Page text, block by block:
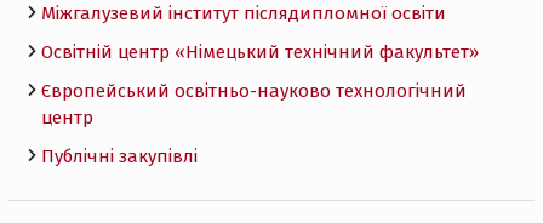
Міжгалузевий інститут післядипломної освіти
Освітній центр «Німецький технічний факультет»
Європейський освітньо-науково технологічний
центр
Публічні закупівлі